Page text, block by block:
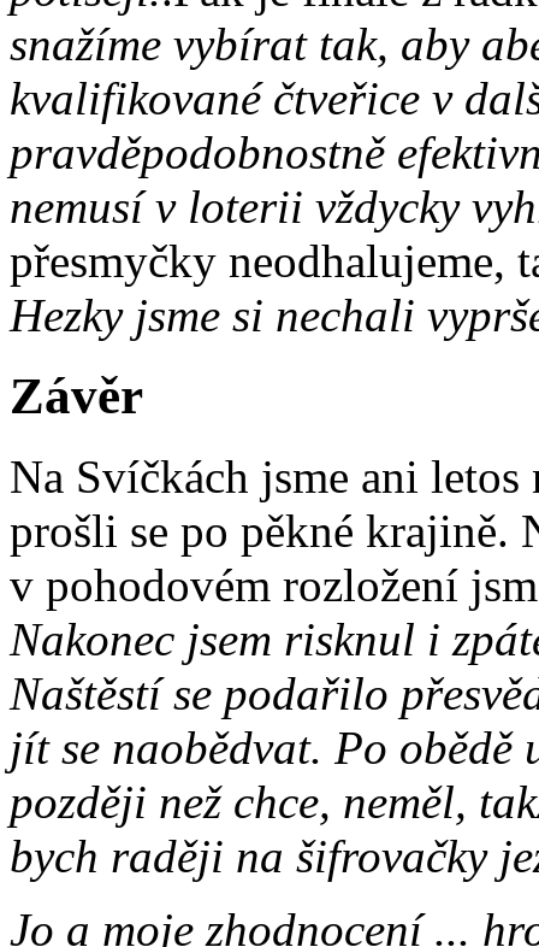
snažíme vybírat tak, aby
kvalifikované čtveřice v
pravděpodobnostně
nemusí v loterii vždycky
přesmyčky neodhalujeme,
Hezky jsme si nechali
Závěr
Na Svíčkách jsme ani
prošli se po pěkné krajině.
v pohodovém rozložení
Nakonec jsem risknul i
Naštěstí se podařilo
jít se naobědvat. Po obědě
později než chce, neměl,
bych raději na šifrovačky
Jo a moje zhodnocení ...